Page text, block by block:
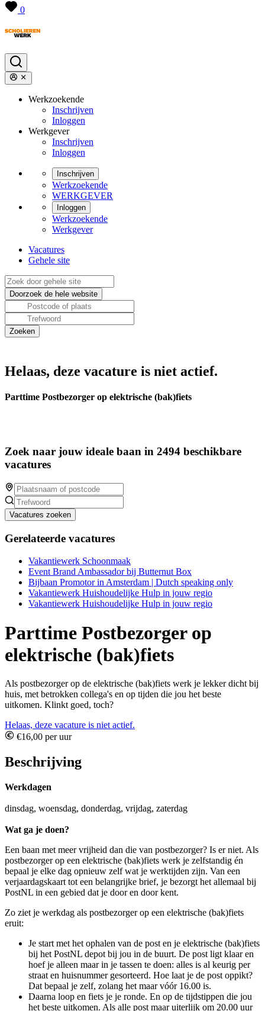
0
Werkzoekende
Inschrijven
Inloggen
Werkgever
Inschrijven
Inloggen
Inschrijven
Werkzoekende
WERKGEVER
Inloggen
Werkzoekende
Werkgever
Vacatures
Gehele site
Helaas, deze vacature is niet actief.
Parttime Postbezorger op elektrische (bak)fiets
Zoek naar jouw ideale baan in 2494 beschikbare
vacatures
Vacatures zoeken
Gerelateerde vacatures
Vakantiewerk Schoonmaak
Event Brand Ambassador bij Butternut Box
Bijbaan Promotor in Amsterdam | Dutch speaking only
Vakantiewerk Huishoudelijke Hulp in jouw regio
Vakantiewerk Huishoudelijke Hulp in jouw regio
Parttime Postbezorger op
elektrische (bak)fiets
Als postbezorger op de elektrische (bak)fiets werk je lekker dicht bij
huis, met betrokken collega's en op tijden die jou het beste
uitkomen. Klinkt goed, toch?
Helaas, deze vacature is niet actief.
€16,00 per uur
Beschrijving
Werkdagen
dinsdag, woensdag, donderdag, vrijdag, zaterdag
Wat ga je doen?
Een baan met meer vrijheid dan die van postbezorger? Is er niet. Als
postbezorger op een elektrische (bak)fiets werk je zelfstandig én
bepaal je elke dag opnieuw zelf wat je werktijden zijn. Van een
verjaardagskaart tot een belangrijke brief, je bezorgt het allemaal bij
PostNL in een gebied dat je door en door kent.
Zo ziet je werkdag als postbezorger op een elektrische (bak)fiets
eruit:
Je start met het ophalen van de post en je elektrische (bak)fiets
bij het PostNL depot bij jou in de buurt. De post ligt klaar en
hoef je alleen maar in je tassen te doen: alles is al keurig per
straat en huisnummer gesorteerd. Hoe laat je de post oppikt?
Dat bepaal je zelf, zolang het maar vóór 16.00 is.
Daarna loop en fiets je je ronde. En op de tijdstippen die jou
het beste uitkomen. Als alle post maar uiterlijk om 20.00 uur